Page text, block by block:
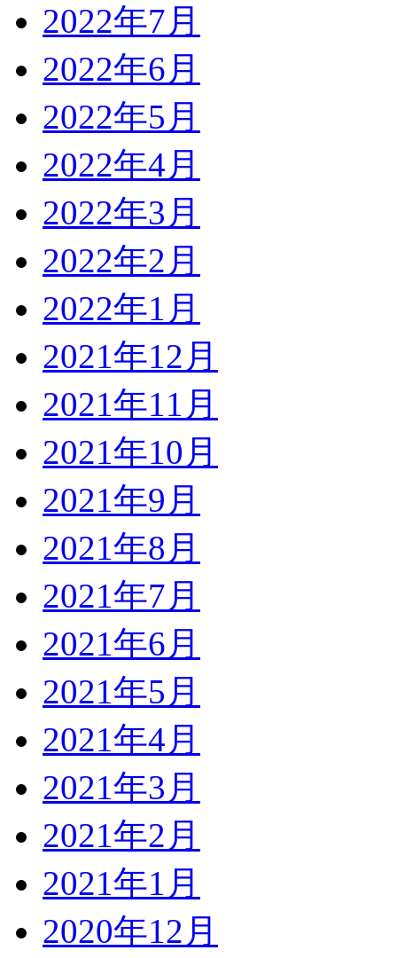
2022年7月
2022年6月
2022年5月
2022年4月
2022年3月
2022年2月
2022年1月
2021年12月
2021年11月
2021年10月
2021年9月
2021年8月
2021年7月
2021年6月
2021年5月
2021年4月
2021年3月
2021年2月
2021年1月
2020年12月